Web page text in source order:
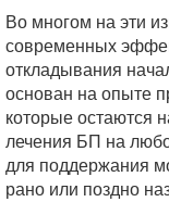
Во многом на эти
современных
откладывания
основан на опыте
которые остаются
лечения БП на
для поддержания
рано или поздно